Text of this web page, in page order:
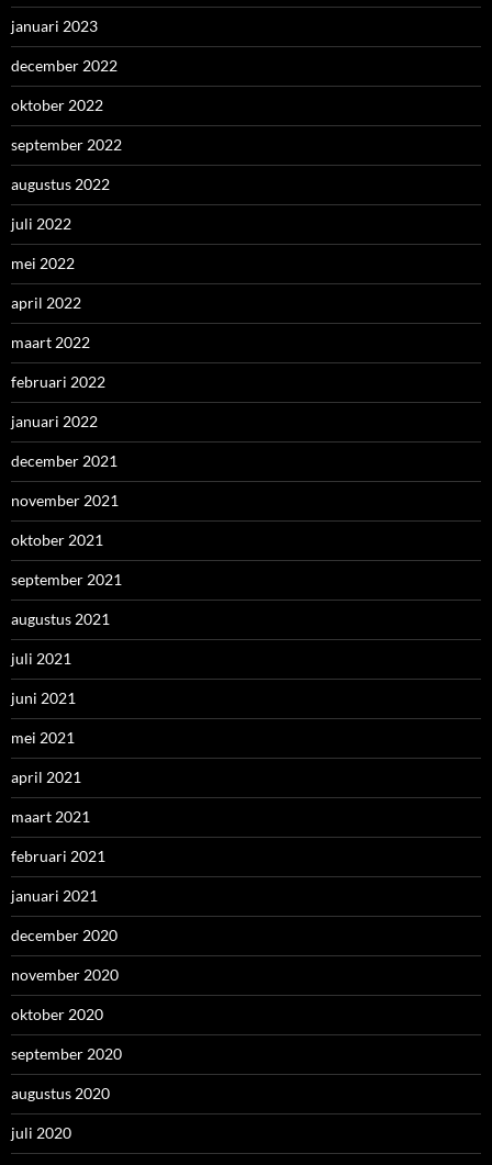
januari 2023
december 2022
oktober 2022
september 2022
augustus 2022
juli 2022
mei 2022
april 2022
maart 2022
februari 2022
januari 2022
december 2021
november 2021
oktober 2021
september 2021
augustus 2021
juli 2021
juni 2021
mei 2021
april 2021
maart 2021
februari 2021
januari 2021
december 2020
november 2020
oktober 2020
september 2020
augustus 2020
juli 2020